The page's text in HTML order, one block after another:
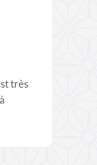
très